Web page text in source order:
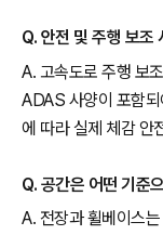
Q. 안전 및 주행 보조
A. 고속도로 주행 보
ADAS 사양이 포함
에 따라 실제 체감 안
Q. 공간은 어떤 기준
A. 전장과 휠베이스